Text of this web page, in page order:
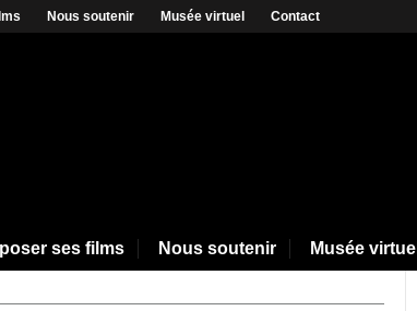
Nous soutenir Musée virtuel Contact
ses films Nous soutenir Musée virtuel